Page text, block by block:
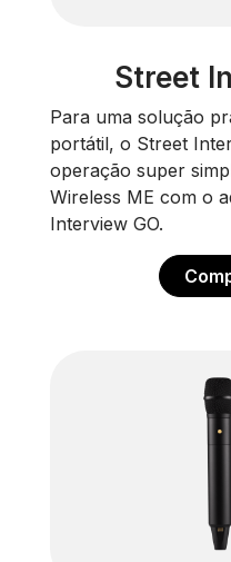
Street
Para uma solução
portátil, o Street
operação super
Wireless ME com o
Interview GO.